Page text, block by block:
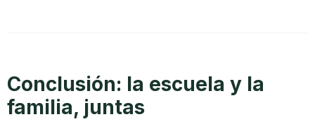
Conclusión: la escuela y la
familia, juntas